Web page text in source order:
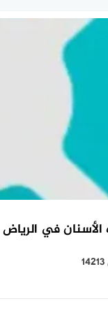
في الرياض